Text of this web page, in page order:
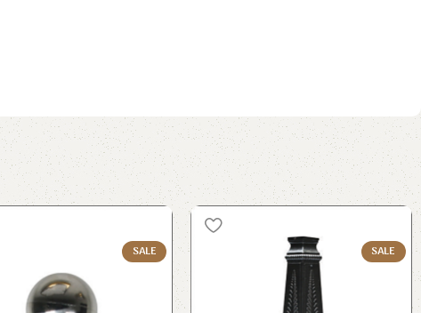
SALE SALE